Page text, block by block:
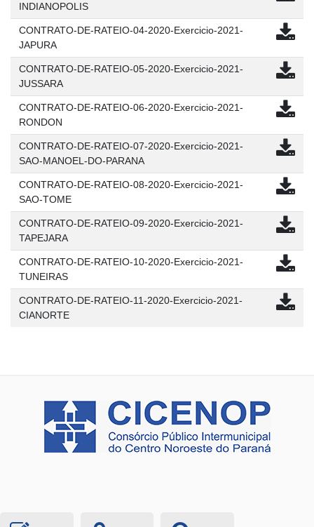
INDIANOPOLIS
CONTRATO-DE-RATEIO-04-2020-Exercicio-2021-
JAPURA
CONTRATO-DE-RATEIO-05-2020-Exercicio-2021-
JUSSARA
CONTRATO-DE-RATEIO-06-2020-Exercicio-2021-
RONDON
CONTRATO-DE-RATEIO-07-2020-Exercicio-2021-
SAO-MANOEL-DO-PARANA
CONTRATO-DE-RATEIO-08-2020-Exercicio-2021-
SAO-TOME
CONTRATO-DE-RATEIO-09-2020-Exercicio-2021-
TAPEJARA
CONTRATO-DE-RATEIO-10-2020-Exercicio-2021-
TUNEIRAS
CONTRATO-DE-RATEIO-11-2020-Exercicio-2021-
CIANORTE